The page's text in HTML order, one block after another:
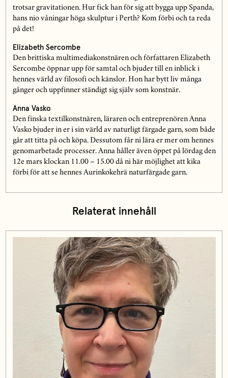
trotsar gravitationen. Hur fick han för sig att bygga upp Spanda,
hans nio våningar höga skulptur i Perth? Kom förbi och ta reda
på det!
Elizabeth Sercombe
Den brittiska multimediakonstnären och författaren Elizabeth
Sercombe öppnar upp för samtal och bjuder till en inblick i
hennes värld av filosofi och känslor. Hon har bytt liv många
gånger och uppfinner ständigt sig själv som konstnär.
Anna Vasko
Den finska textilkonstnären, läraren och entreprenören Anna
Vasko bjuder in er i sin värld av naturligt färgade garn, som både
går att titta på och köpa. Dessutom får ni lära er mer om hennes
genomarbetade processer. Anna håller även öppet på lördag den
12e mars klockan 11.00 – 15.00 då ni här möjlighet att kika
förbi för att se hennes Aurinkokehrä naturfärgade garn.
Relaterat innehåll